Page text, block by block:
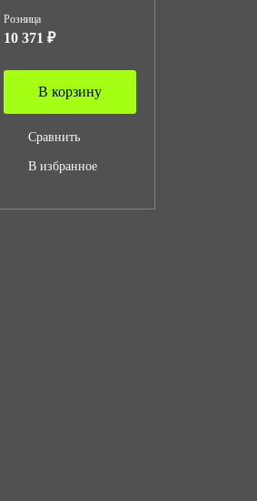
Розница
10 371 ₽
В корзину
Сравнить
В избранное